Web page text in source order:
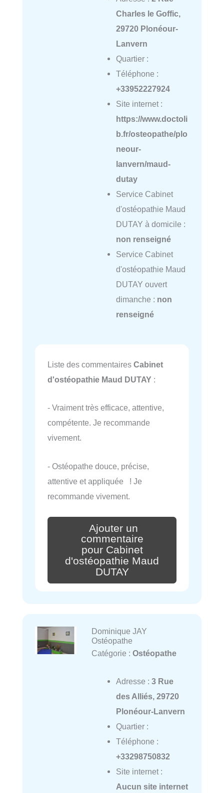
Charles le Goffic,
29720 Plonéour-
Lanvern
Quartier :
Téléphone :
+33952227924
Site internet :
https://www.doctoli
b.fr/osteopathe/plo
neour-
lanvern/maud-
dutay
Service Cabinet
d'ostéopathie Maud
DUTAY à domicile :
non renseigné
Service Cabinet
d'ostéopathie Maud
DUTAY ouvert
dimanche : non
renseigné
Liste des commentaires Cabinet
d'ostéopathie Maud DUTAY :
- Vraiment très efficace, attentive,
compétente. Je recommande
vivement.
- Ostéopathe douce, précise,
attentive et appliquée ! Je
recommande vivement.
Ajouter un
commentaire
pour Cabinet
d'ostéopathie Maud
DUTAY
Dominique JAY
Ostéopathe
Catégorie : Ostéopathe
Adresse : 3 Rue
des Alliés, 29720
Plonéour-Lanvern
Quartier :
Téléphone :
+33298750832
Site internet :
Aucun site internet